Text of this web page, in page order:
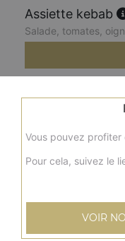
Assiette kebab
Salade, tomates,
Assiette
Salade, tomates,
Salade, tomates,
Vous pouvez profiter
Pour cela, suivez le
VOIR